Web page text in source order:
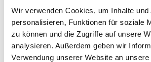
Wir verwenden Cookies, um Inhalte und
personalisieren, Funktionen für soziale
zu können und die Zugriffe auf unsere
analysieren. Außerdem geben wir
Verwendung unserer Website an
Talentpool: Förderpatenschaft für
vonJaqueline Kaldewey|30. Januar
Talentpool für Förderpatenschaften